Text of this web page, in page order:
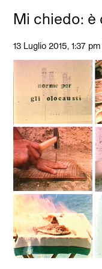
Mi chiedo: è
13 Luglio 2015, 1:37